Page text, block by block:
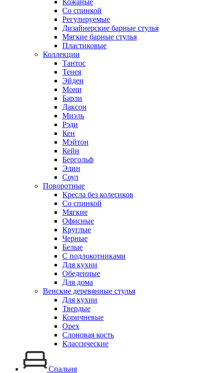
Кожаные
Со спинкой
Регулируемые
Дизайнерские барные стулья
Мягкие барные стулья
Пластиковые
Коллекции
Тантос
Тенея
Эйден
Мони
Барли
Даксон
Миэль
Рэди
Кен
Мэйтон
Кейн
Бергольф
Элин
Соул
Поворотные
Кресла без колесиков
Со спинкой
Мягкие
Офисные
Круглые
Черные
Белые
С подлокотниками
Для кухни
Обеденные
Для дома
Венские деревянные стулья
Для кухни
Твердые
Коричневые
Орех
Слоновая кость
Классические
Спальня